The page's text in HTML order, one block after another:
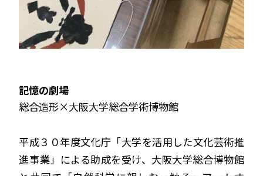
記憶の劇場
総合造形×大阪大学総合学術博物館
平成３０年度文化庁「大学を活用した文化芸術推
進事業」による助成を受け、大阪大学総合博物館